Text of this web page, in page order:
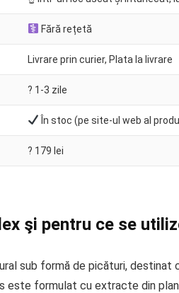
Fără rețetă
Livrare prin curier, Plata la livrare
?️ 1-3 zile
În stoc (pe site-ul web al
? 179 lei
şi pentru ce se
sub formă de picături,
este formulat cu extracte din